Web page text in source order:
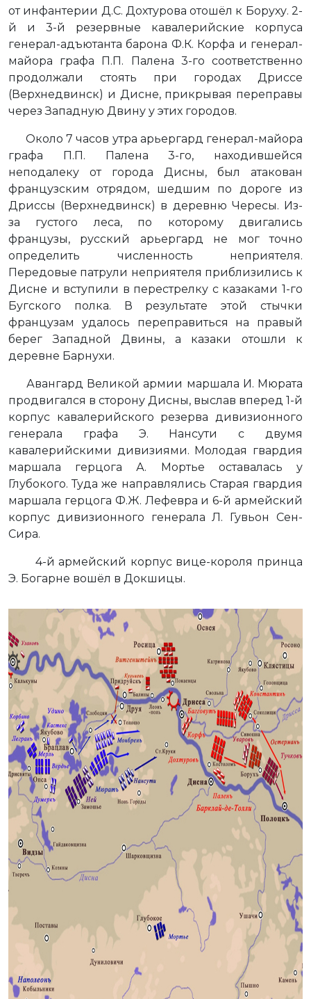
от инфантерии Д.С. Дохтурова отошёл к Боруху. 2-
й и 3-й резервные кавалерийские корпуса
генерал-адъютанта барона Ф.К. Корфа и генерал-
майора графа П.П. Палена 3-го соответственно
продолжали стоять при городах Дриссе
(Верхнедвинск) и Дисне, прикрывая переправы
через Западную Двину у этих городов.
Около 7 часов утра арьергард генерал-майора
графа П.П. Палена 3-го, находившейся
неподалеку от города Дисны, был атакован
французским отрядом, шедшим по дороге из
Дриссы (Верхнедвинск) в деревню Чересы. Из-
за густого леса, по которому двигались
французы, русский арьергард не мог точно
определить численность неприятеля.
Передовые патрули неприятеля приблизились к
Дисне и вступили в перестрелку с казаками 1-го
Бугского полка. В результате этой стычки
французам удалось переправиться на правый
берег Западной Двины, а казаки отошли к
деревне Барнухи.
Авангард Великой армии маршала И. Мюрата
продвигался в сторону Дисны, выслав вперед 1-й
корпус кавалерийского резерва дивизионного
генерала графа Э. Нансути с двумя
кавалерийскими дивизиями. Молодая гвардия
маршала герцога А. Мортье оставалась у
Глубокого. Туда же направлялись Старая гвардия
маршала герцога Ф.Ж. Лефевра и 6-й армейский
корпус дивизионного генерала Л. Гувьон Сен-
Сира.
4-й армейский корпус вице-короля принца
Э. Богарне вошёл в Докшицы.